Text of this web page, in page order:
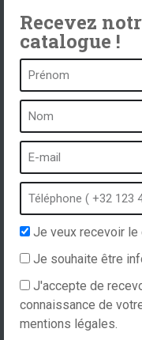
Qu’est-ce qu’un spa ?
Bain à bulles
Spa intérieur
Spa extérieur
Spa en hiver
Spa encastrable
Spa et hydrothérapie
Recevez
catalogue !
Je veux recevoir le
Je souhaite être
J'accepte de
connaissance de
mentions légales.